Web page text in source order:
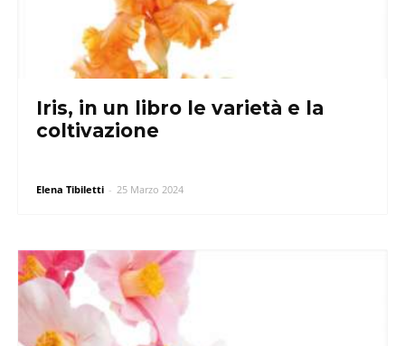
Iris, in un libro le varietà e la
coltivazione
Elena Tibiletti - 25 Marzo 2024